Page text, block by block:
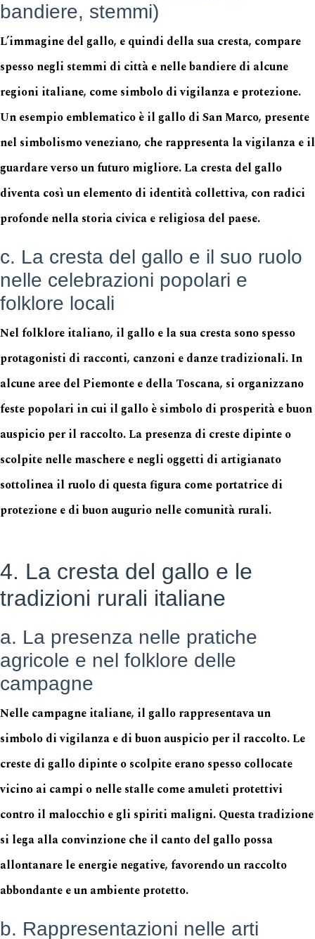
bandiere, stemmi)
L’immagine del gallo, e quindi della sua cresta, compare
spesso negli stemmi di città e nelle bandiere di alcune
regioni italiane, come simbolo di vigilanza e protezione.
Un esempio emblematico è il gallo di San Marco, presente
nel simbolismo veneziano, che rappresenta la vigilanza e il
guardare verso un futuro migliore. La cresta del gallo
diventa così un elemento di identità collettiva, con radici
profonde nella storia civica e religiosa del paese.
c. La cresta del gallo e il suo ruolo
nelle celebrazioni popolari e
folklore locali
Nel folklore italiano, il gallo e la sua cresta sono spesso
protagonisti di racconti, canzoni e danze tradizionali. In
alcune aree del Piemonte e della Toscana, si organizzano
feste popolari in cui il gallo è simbolo di prosperità e buon
auspicio per il raccolto. La presenza di creste dipinte o
scolpite nelle maschere e negli oggetti di artigianato
sottolinea il ruolo di questa figura come portatrice di
protezione e di buon augurio nelle comunità rurali.
4. La cresta del gallo e le
tradizioni rurali italiane
a. La presenza nelle pratiche
agricole e nel folklore delle
campagne
Nelle campagne italiane, il gallo rappresentava un
simbolo di vigilanza e di buon auspicio per il raccolto. Le
creste di gallo dipinte o scolpite erano spesso collocate
vicino ai campi o nelle stalle come amuleti protettivi
contro il malocchio e gli spiriti maligni. Questa tradizione
si lega alla convinzione che il canto del gallo possa
allontanare le energie negative, favorendo un raccolto
abbondante e un ambiente protetto.
b. Rappresentazioni nelle arti